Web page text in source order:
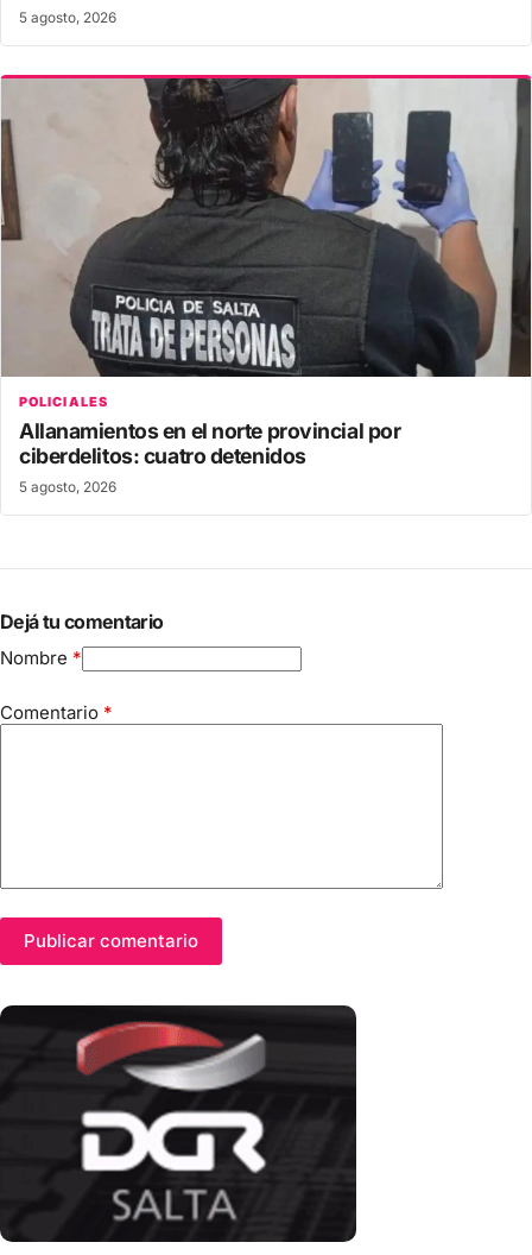
5 agosto, 2026
POLICIALES
Allanamientos en el norte provincial por
ciberdelitos: cuatro detenidos
5 agosto, 2026
Dejá tu comentario
Nombre *
Comentario *
Publicar comentario